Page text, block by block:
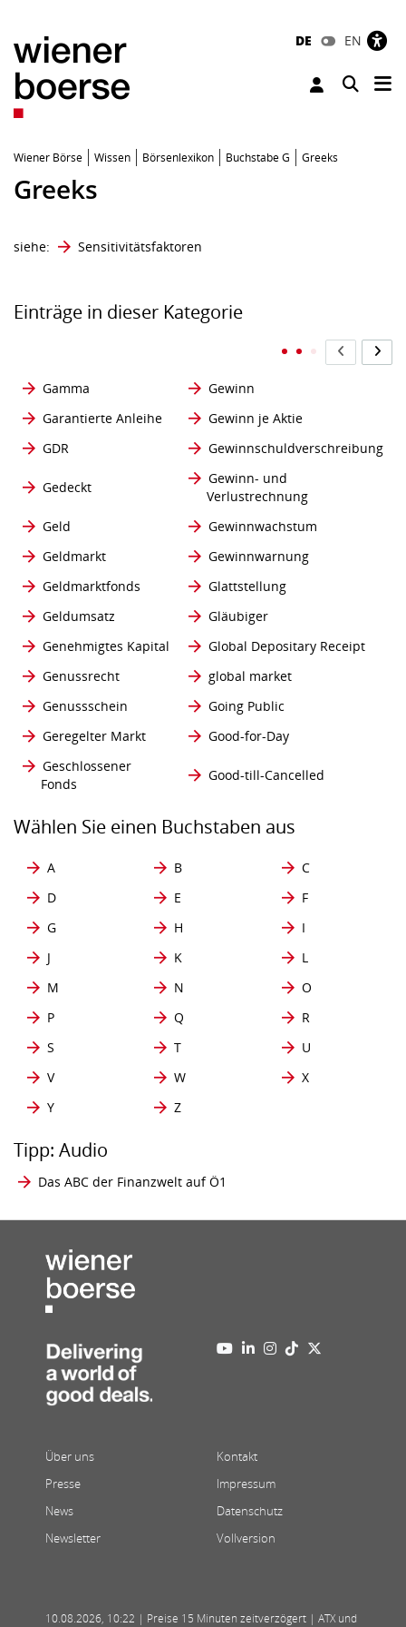
DE EN
Toggle
Wiener Börse Wissen Börsenlexikon Buchstabe G Greeks
Greeks
siehe: Sensitivitätsfaktoren
Einträge in dieser Kategorie
Gamma
Gewinn
Garantierte Anleihe
Gewinn je Aktie
GDR
Gewinnschuldverschreibung
Gedeckt
Gewinn- und
Verlustrechnung
Geld
Gewinnwachstum
Geldmarkt
Gewinnwarnung
Geldmarktfonds
Glattstellung
Geldumsatz
Gläubiger
Genehmigtes Kapital
Global Depositary Receipt
Genussrecht
global market
Genussschein
Going Public
Geregelter Markt
Good-for-Day
Geschlossener
Fonds
Good-till-Cancelled
Wählen Sie einen Buchstaben aus
A B
C
D
E
F
G
H
I
J
K
L
M
N
O
P
Q
R
S
T
U
V
W
X
Y
Z
Tipp: Audio
Das ABC der Finanzwelt auf Ö1
Über uns
Presse
News
Newsletter
Kontakt
Impressum
Datenschutz
Vollversion
10.08.2026, 10:22 | Preise 15 Minuten zeitverzögert | ATX und